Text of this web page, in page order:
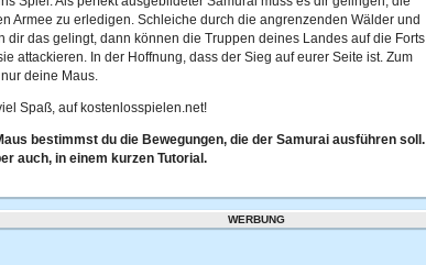
Armee zu erledigen. Schleiche durch die angrenzenden Wälder und
dir das gelingt, dann können die Truppen deines Landes auf die Forts
attackieren. In der Hoffnung, dass der Sieg auf eurer Seite ist. Zum
deine Maus.
Spaß, auf kostenlosspielen.net!
bestimmst du die Bewegungen, die der Samurai ausführen soll.
auch, in einem kurzen Tutorial.
WERBUNG